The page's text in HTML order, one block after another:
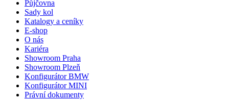
Půjčovna
Sady kol
Katalogy a ceníky
E-shop
O nás
Kariéra
Showroom Praha
Showroom Plzeň
Konfigurátor BMW
Konfigurátor MINI
Právní dokumenty